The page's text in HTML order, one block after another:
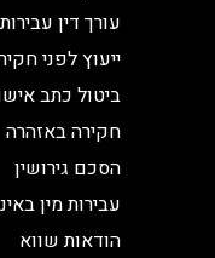
עורך דין
ייעוץ לפני
ביטול כתב
חקירה באזהרה
הסכם גירושין
עבירות מין
הודאות שווא